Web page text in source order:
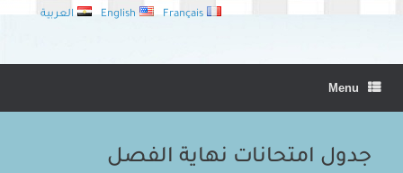
العربية English Français
Menu
جدول امتحانات نهاية الفصل